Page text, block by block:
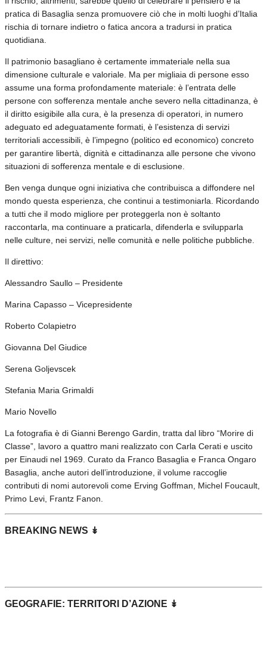
pratica di Basaglia senza promuovere ciò che in molti luoghi d’Italia
rischia di tornare indietro o fatica ancora a tradursi in pratica
quotidiana.
Il patrimonio basagliano è certamente immateriale nella sua
dimensione culturale e valoriale. Ma per migliaia di persone esso
assume una forma profondamente materiale: è l’entrata delle
persone con sofferenza mentale anche severo nella cittadinanza, è
il diritto esigibile alla cura, è la presenza di operatori, in numero
adeguato ed adeguatamente formati, è l’esistenza di servizi
territoriali accessibili, è l’impegno (politico ed economico) concreto
per garantire libertà, dignità e cittadinanza alle persone che vivono
situazioni di sofferenza mentale e di esclusione.
Ben venga dunque ogni iniziativa che contribuisca a diffondere nel
mondo questa esperienza, che continui a testimoniarla. Ricordando
a tutti che il modo migliore per proteggerla non è soltanto
raccontarla, ma continuare a praticarla, difenderla e svilupparla
nelle culture, nei servizi, nelle comunità e nelle politiche pubbliche.
Il direttivo:
Alessandro Saullo – Presidente
Marina Capasso – Vicepresidente
Roberto Colapietro
Giovanna Del Giudice
Serena Goljevscek
Stefania Maria Grimaldi
Mario Novello
La fotografia è di Gianni Berengo Gardin, tratta dal libro “Morire di
Classe”, lavoro a quattro mani realizzato con Carla Cerati e uscito
per Einaudi nel 1969. Curato da Franco Basaglia e Franca Ongaro
Basaglia, anche autori dell’introduzione, il volume raccoglie
contributi di nomi autorevoli come Erving Goffman, Michel Foucault,
Primo Levi, Frantz Fanon.
BREAKING NEWS ↡
GEOGRAFIE: TERRITORI D’AZIONE ↡